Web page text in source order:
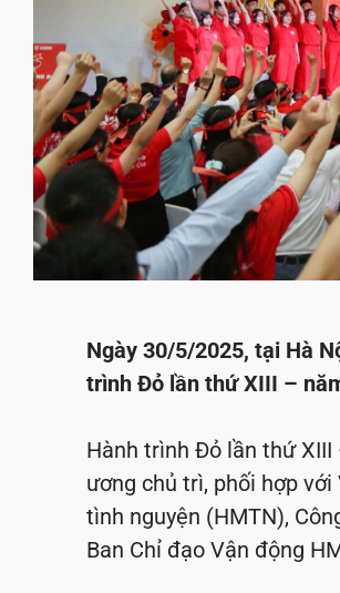
Ngày 30/5/2025, tại Hà
trình Đỏ lần thứ XIII –
Hành trình Đỏ lần thứ
ương chủ trì, phối hợp
tình nguyện (HMTN),
Ban Chỉ đạo Vận động